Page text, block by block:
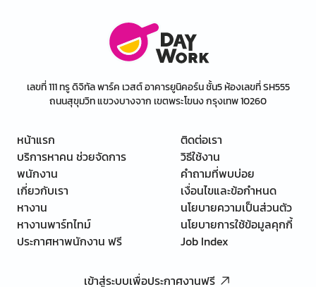
เลขที่ 111 ทรู ดิจิทัล พาร์ค เวสต์ อาคารยูนิคอร์น ชั้น5 ห้องเลขที่ SH555
ถนนสุขุมวิท แขวงบางจาก เขตพระโขนง กรุงเทพ 10260
หน้าแรก
บริการหาคน ช่วยจัดการ
พนักงาน
เกี่ยวกับเรา
หางาน
หางานพาร์ทไทม์
ประกาศหาพนักงาน ฟรี
ติดต่อเรา
วิธีใช้งาน
คำถามที่พบบ่อย
เงื่อนไขและข้อกำหนด
นโยบายความเป็นส่วนตัว
นโยบายการใช้ข้อมูลคุกกี้
Job Index
เข้าสู่ระบบเพื่อประกาศงานฟรี